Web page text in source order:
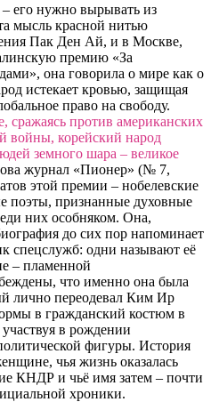
его нужно вырывать из
мысль красной нитью
Пак Ден Ай, и в Москве,
премию «За
она говорила о мире как о
истекает кровью, защищая
право на свободу.
сражаясь против американских
войны, корейский народ
земного шара – великое
журнал «Пионер» (№ 7,
этой премии – нобелевские
поэты, признанные духовные
них особняком. Она,
до сих пор напоминает
спецслужб: одни называют её
– пламенной
что именно она была
лично переодевал Ким Ир
в гражданский костюм в
в рождении
фигуры. История
чья жизнь оказалась
КНДР и чьё имя затем – почти
хроники.